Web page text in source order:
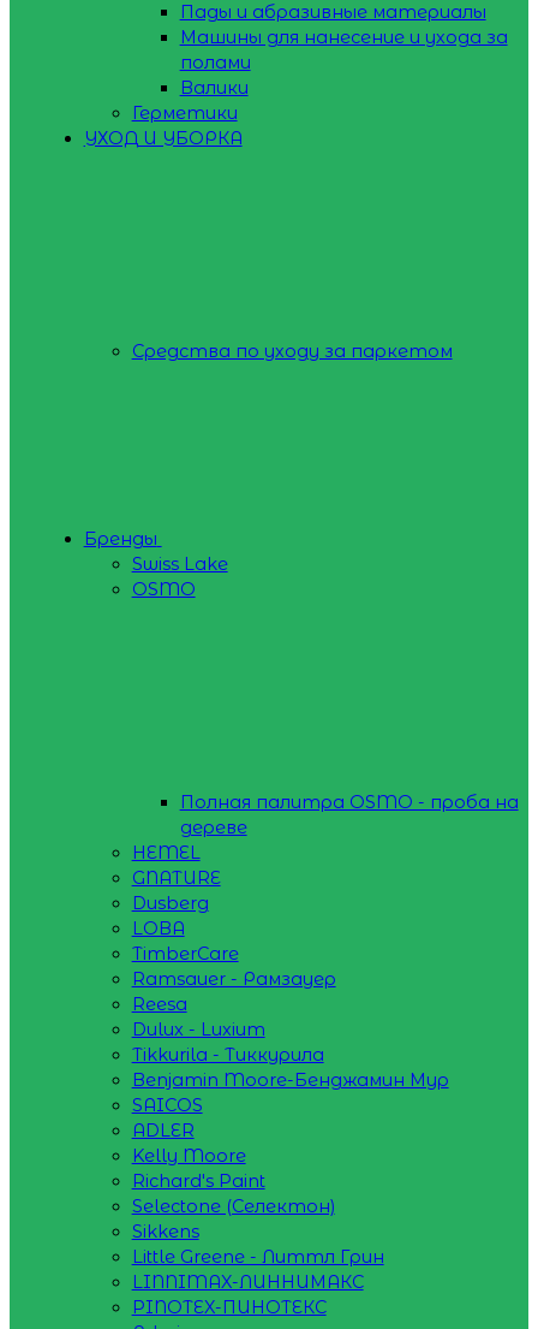
Пады и абразивные материалы
Машины для нанесение и ухода за
полами
Валики
Герметики
УХОД И УБОРКА
Средства по уходу за паркетом
Бренды
Swiss Lake
OSMO
Полная палитра OSMO - проба на
дереве
HEMEL
GNATURE
Dusberg
LOBA
TimberCare
Ramsauer - Рамзауер
Reesa
Dulux - Luxium
Tikkurila - Тиккурила
Benjamin Moore-Бенджамин Мур
SAICOS
ADLER
Kelly Moore
Richard's Paint
Selectone (Селектон)
Sikkens
Little Greene - Литтл Грин
LINNIMAX-ЛИННИМАКС
PINOTEX-ПИНОТЕКС